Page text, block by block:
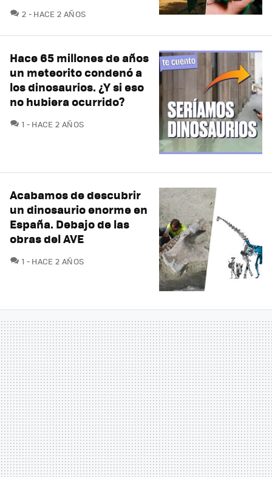
2 COMENTARIOS
HACE 2 AÑOS
Hace 65 millones de años
un meteorito condenó a
los dinosaurios. ¿Y si eso
no hubiera ocurrido?
1 COMENTARIOS
HACE 2 AÑOS
Acabamos de descubrir
un dinosaurio enorme en
España. Debajo de las
obras del AVE
1 COMENTARIOS
HACE 2 AÑOS